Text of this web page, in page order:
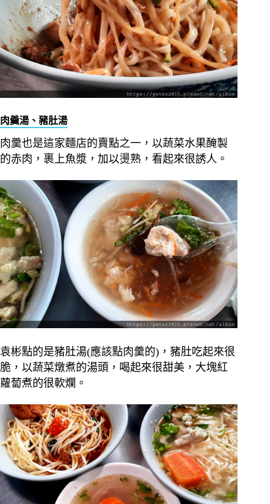
肉羹湯、豬肚湯
肉羹也是這家麵店的賣點之一，以蔬菜水果醃製
的赤肉，裹上魚漿，加以燙熟，看起來很誘人。
袁彬點的是豬肚湯(應該點肉羹的)，豬肚吃起來很
脆，以蔬菜燉煮的湯頭，喝起來很甜美，大塊紅
蘿蔔煮的很軟爛。